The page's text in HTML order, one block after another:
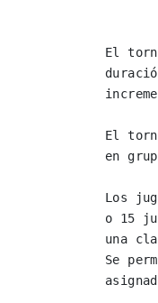
El
El
en
Los
o 15
una
Se